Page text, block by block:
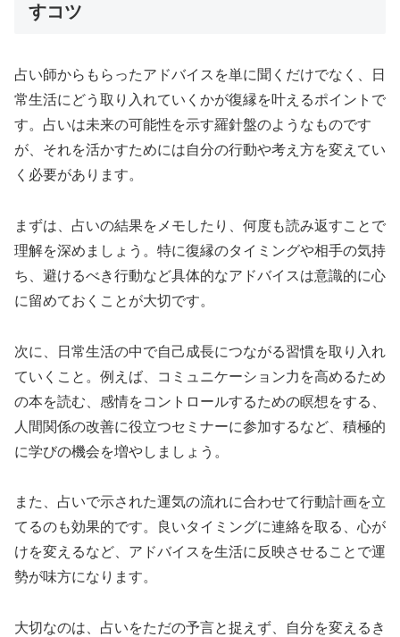
すコツ
占い師からもらったアドバイスを単に聞くだけでなく、日
常生活にどう取り入れていくかが復縁を叶えるポイントで
す。占いは未来の可能性を示す羅針盤のようなものです
が、それを活かすためには自分の行動や考え方を変えてい
く必要があります。
まずは、占いの結果をメモしたり、何度も読み返すことで
理解を深めましょう。特に復縁のタイミングや相手の気持
ち、避けるべき行動など具体的なアドバイスは意識的に心
に留めておくことが大切です。
次に、日常生活の中で自己成長につながる習慣を取り入れ
ていくこと。例えば、コミュニケーション力を高めるため
の本を読む、感情をコントロールするための瞑想をする、
人間関係の改善に役立つセミナーに参加するなど、積極的
に学びの機会を増やしましょう。
また、占いで示された運気の流れに合わせて行動計画を立
てるのも効果的です。良いタイミングに連絡を取る、心が
けを変えるなど、アドバイスを生活に反映させることで運
勢が味方になります。
大切なのは、占いをただの予言と捉えず、自分を変えるき